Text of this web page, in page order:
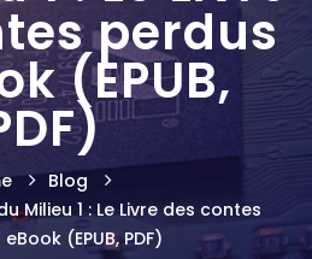
perdus
(EPUB,
Blog
Milieu 1 : Le Livre des contes
(EPUB, PDF)